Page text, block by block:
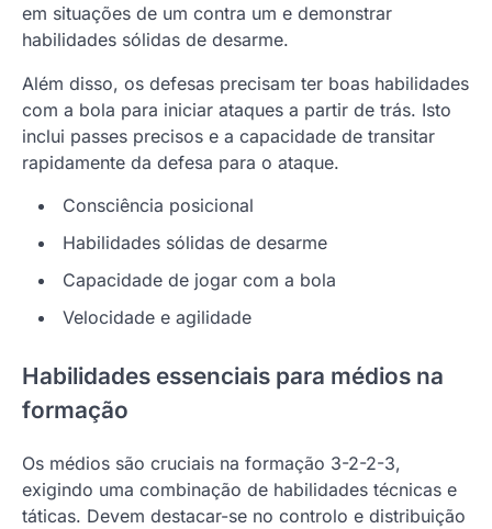
em situações de um contra um e demonstrar
habilidades sólidas de desarme.
Além disso, os defesas precisam ter boas habilidades
com a bola para iniciar ataques a partir de trás. Isto
inclui passes precisos e a capacidade de transitar
rapidamente da defesa para o ataque.
Consciência posicional
Habilidades sólidas de desarme
Capacidade de jogar com a bola
Velocidade e agilidade
Habilidades essenciais para médios na
formação
Os médios são cruciais na formação 3-2-2-3,
exigindo uma combinação de habilidades técnicas e
táticas. Devem destacar-se no controlo e distribuição